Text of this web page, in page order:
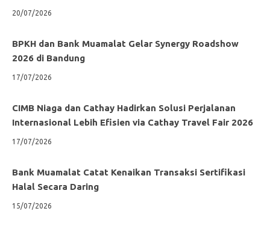
20/07/2026
BPKH dan Bank Muamalat Gelar Synergy Roadshow
2026 di Bandung
17/07/2026
CIMB Niaga dan Cathay Hadirkan Solusi Perjalanan
Internasional Lebih Efisien via Cathay Travel Fair 2026
17/07/2026
Bank Muamalat Catat Kenaikan Transaksi Sertifikasi
Halal Secara Daring
15/07/2026